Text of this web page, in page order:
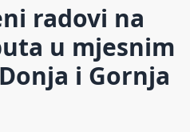
radovi na
u mjesnim
i Gornja